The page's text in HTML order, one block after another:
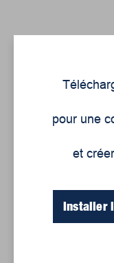
Culture,
pour une
et
Installer